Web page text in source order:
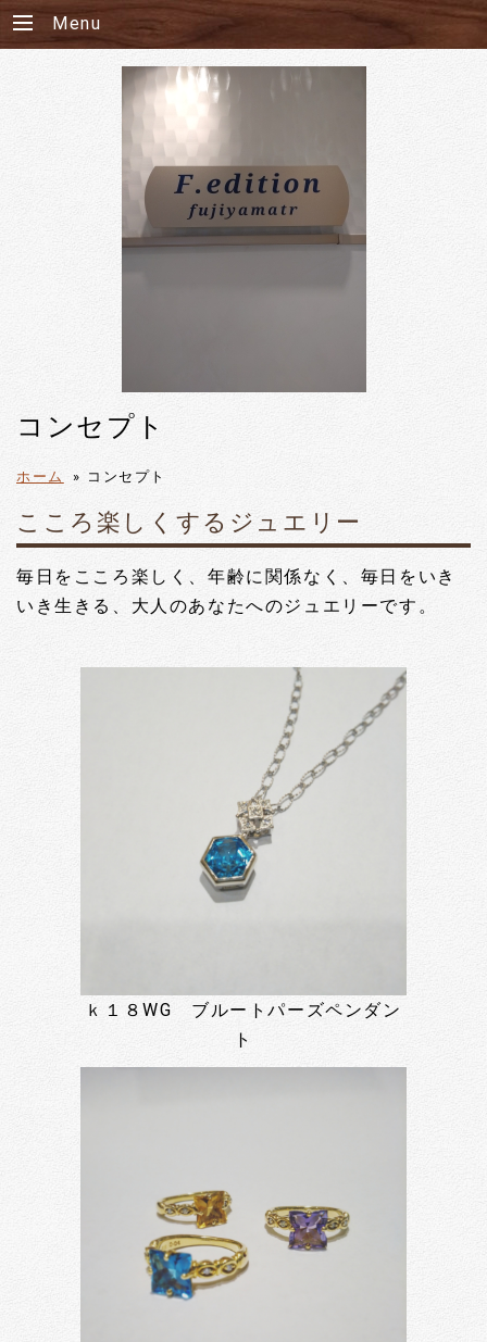
Menu
コンセプト
ホーム » コンセプト
こころ楽しくするジュエリー
毎日をこころ楽しく、年齢に関係なく、毎日をいき
いき生きる、大人のあなたへのジュエリーです。
ｋ１８WG ブルートパーズペンダン
ト